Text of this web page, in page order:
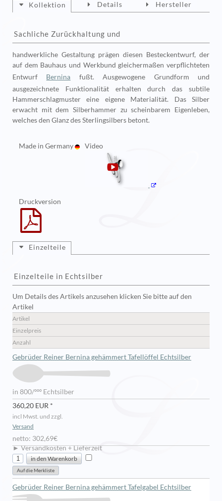
Kollektion
Sachliche Zurückhaltung und
handwerkliche Gestaltung prägen diesen Besteckentwurf, der
auf dem Bauhaus und Werkbund gleichermaßen verpflichteten
Entwurf Bernina fußt. Ausgewogene Grundform und
ausgezeichnete Funktionalität erhalten durch das subtile
Hammerschlagmuster eine eigene Materialität. Das Silber
erwacht mit dem Silberhammer zu scheinbarem Eigenleben,
welches den Glanz des Sterlingsilbers betont.
Details Hersteller
Made in Germany Video
Druckversion
Einzelteile
Einzelteile in Echtsilber
Um Details des Artikels anzusehen klicken Sie bitte auf den
Artikel
Artikel
Einzelpreis
Anzahl
Gebrüder Reiner Bernina gehämmert Tafellöffel Echtsilber
in 800/ººº Echtsilber
360,20 EUR *
incl Mwst. und zzgl.
Versand
netto: 302,69€
► Versandkosten + Lieferzeit
Gebrüder Reiner Bernina gehämmert Tafelgabel Echtsilber